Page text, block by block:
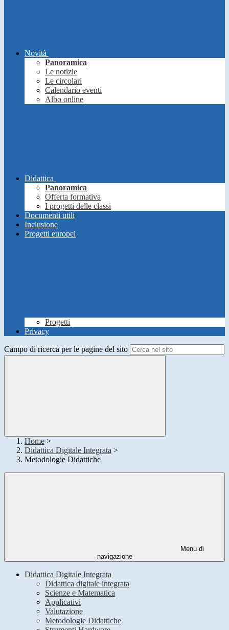
Novità
Panoramica
Le notizie
Le circolari
Calendario eventi
Albo online
Didattica
Panoramica
Offerta formativa
I progetti delle classi
Documenti utili
Inclusione
Progetti europei
Progetti
Privacy
Campo di ricerca per le pagine del sito
Home >
Didattica Digitale Integrata >
Metodologie Didattiche
Menu di
navigazione
Didattica Digitale Integrata
Didattica digitale integrata
Scienze e Matematica
Applicativi
Valutazione
Metodologie Didattiche